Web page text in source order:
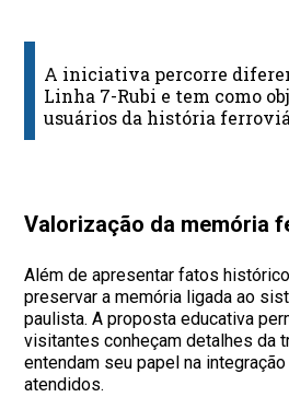
A iniciativa percorre
Linha 7-Rubi e tem como
usuários da história
Valorização da memória
Além de apresentar fatos
preservar a memória ligada ao
paulista. A proposta educativa
visitantes conheçam detalhes da
entendam seu papel na
atendidos.